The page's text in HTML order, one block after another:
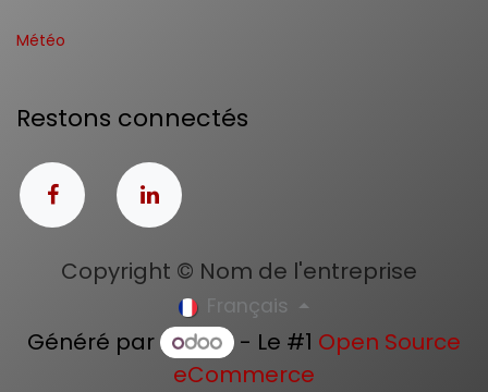
Météo
Restons connectés
Copyright © Nom de l'entreprise
Français
Généré par - Le #1 Open Source
eCommerce